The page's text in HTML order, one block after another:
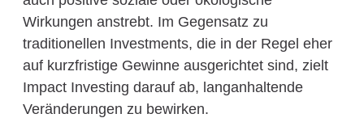
Wirkungen anstrebt. Im Gegensatz zu
traditionellen Investments, die in der Regel eher
auf kurzfristige Gewinne ausgerichtet sind, zielt
Impact Investing darauf ab, langanhaltende
Veränderungen zu bewirken.